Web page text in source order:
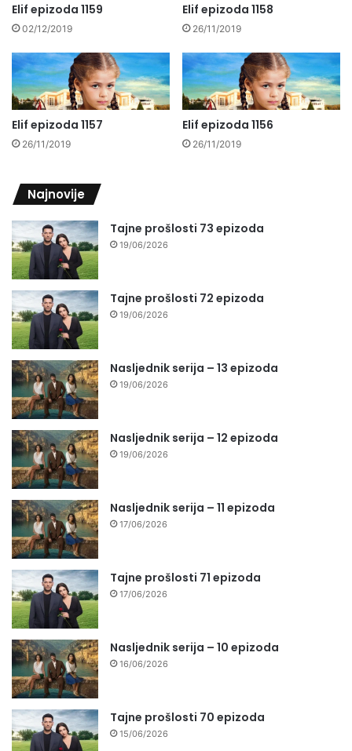
Elif epizoda 1159
02/12/2019
Elif epizoda 1158
26/11/2019
Elif epizoda 1157
26/11/2019
Elif epizoda 1156
26/11/2019
Najnovije
Tajne prošlosti 73 epizoda
19/06/2026
Tajne prošlosti 72 epizoda
19/06/2026
Nasljednik serija – 13 epizoda
19/06/2026
Nasljednik serija – 12 epizoda
19/06/2026
Nasljednik serija – 11 epizoda
17/06/2026
Tajne prošlosti 71 epizoda
17/06/2026
Nasljednik serija – 10 epizoda
16/06/2026
Tajne prošlosti 70 epizoda
15/06/2026